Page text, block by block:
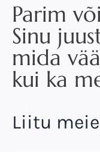
Parim
Sinu
mida
kui ka
Liitu